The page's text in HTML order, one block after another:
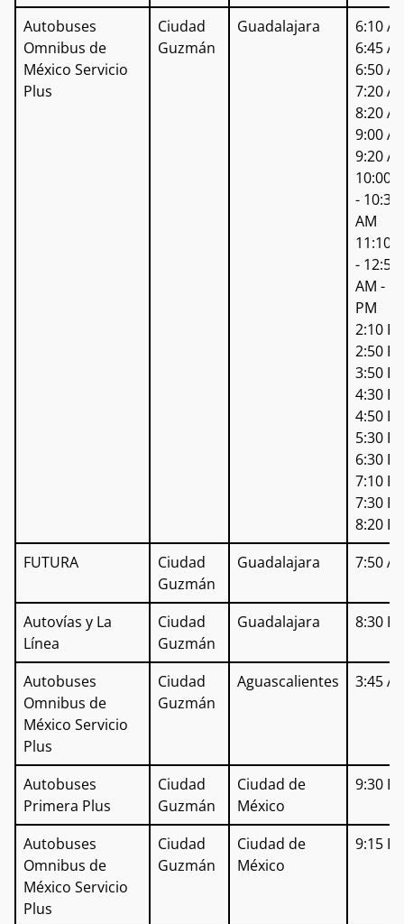
Autobuses
Omnibus de
México Servicio
Plus
Ciudad
Guzmán
Guadalajara
6:10
6:45
6:50
7:20
8:20
9:00
9:20
10:00
- 10:30
AM
11:10
- 12:50
AM -
PM
2:10
2:50
3:50
4:30
4:50
5:30
6:30
7:10
7:30
8:20
FUTURA
Ciudad
Guzmán
Guadalajara 7:50
Autovías y La
Línea
Ciudad
Guzmán
Guadalajara 8:30
Autobuses
Omnibus de
México Servicio
Plus
Ciudad
Guzmán
Aguascalientes 3:45
Autobuses
Primera Plus
Ciudad
Guzmán
Ciudad de
México
9:30
Autobuses
Omnibus de
México Servicio
Plus
Ciudad
Guzmán
Ciudad de
México
9:15